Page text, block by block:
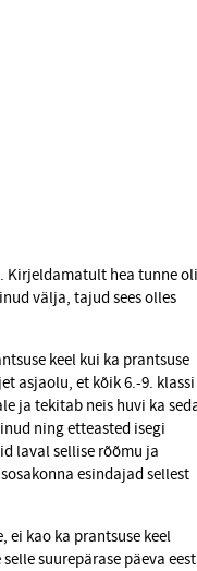
Kirjeldamatult hea tunne oli
välja, tajud sees olles
keel kui ka prantsuse
asjaolu, et kõik 6.-9. klassi
ja tekitab neis huvi ka
ning etteasted isegi
laval sellise rõõmu ja
esindajad sellest
ei kao ka prantsuse keel
suurepärase päeva